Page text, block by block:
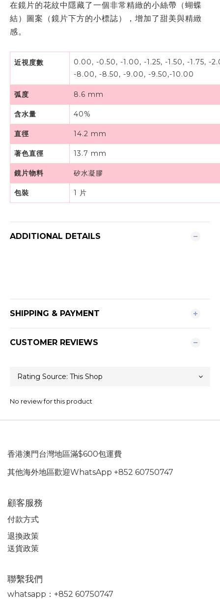
在鏡片的花紋中隱藏了一個非常精緻的小絲帶（蝴蝶
結）圖案（鏡片下方的小標誌），增加了甜美與精緻
感。
近視度數
0.00, -0.50, -1.00, -1.25, -1.50, -1.75, -
-8.00, -8.50, -9.00, -9.50,-10.00
弧度 8.6 mm
含水量 40%
直徑 14.2 mm
著色直徑 13.7 mm
鏡片物料 矽水凝膠
包裝 1 片
ADDITIONAL DETAILS
SHIPPING & PAYMENT
CUSTOMER REVIEWS
No review for this product
香港澳門台灣地區滿$600包運費
其他海外地區歡迎WhatsApp +852 60750747
顧客服務
付款方式
退換政策
送貨政策
聯繫我們
whatsapp：+852 60750747